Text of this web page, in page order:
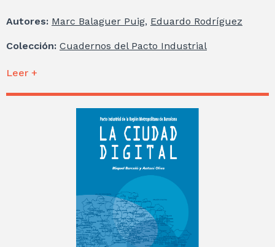
Autores: Marc Balaguer Puig, Eduardo Rodríguez
Colección: Cuadernos del Pacto Industrial
Leer +